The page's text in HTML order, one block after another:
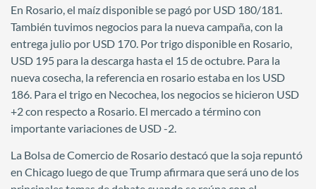
En Rosario, el maíz disponible se pagó por USD 180/181.
También tuvimos negocios para la nueva campaña, con la
entrega julio por USD 170. Por trigo disponible en Rosario,
USD 195 para la descarga hasta el 15 de octubre. Para la
nueva cosecha, la referencia en rosario estaba en los USD
186. Para el trigo en Necochea, los negocios se hicieron USD
+2 con respecto a Rosario. El mercado a término con
importante variaciones de USD -2.
La Bolsa de Comercio de Rosario destacó que la soja repuntó
en Chicago luego de que Trump afirmara que será uno de los